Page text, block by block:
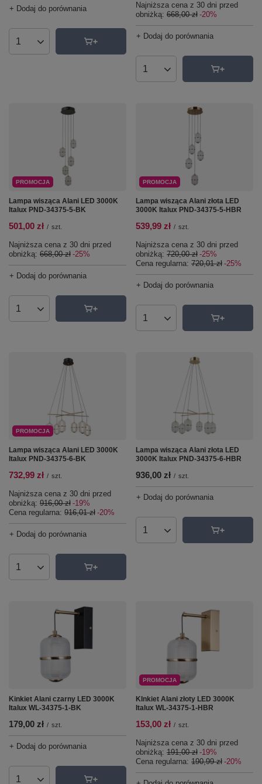
+ Dodaj do porównania
Ilość produktów
Najniższa cena z 30 dni przed
obniżką: 668,00 zł -20%
+ Dodaj do porównania
Ilość produktów
PROMOCJA
Lampa wisząca Alani LED 3000K
Italux PND-34375-5-BK
501,00 zł / szt.
Najniższa cena z 30 dni przed
obniżką: 668,00 zł -25%
+ Dodaj do porównania
Ilość produktów
PROMOCJA
Lampa wisząca Alani złota LED
3000K Italux PND-34375-5-HBR
539,99 zł / szt.
Najniższa cena z 30 dni przed
obniżką: 720,00 zł -25%
Cena regularna: 720,01 zł -25%
+ Dodaj do porównania
Ilość produktów
PROMOCJA
Lampa wisząca Alani LED 3000K
Italux PND-34375-6-BK
732,99 zł / szt.
Najniższa cena z 30 dni przed
obniżką: 916,00 zł -19%
Cena regularna: 916,01 zł -20%
+ Dodaj do porównania
Ilość produktów
Lampa wisząca Alani złota LED
3000K Italux PND-34375-6-HBR
936,00 zł / szt.
+ Dodaj do porównania
Ilość produktów
Kinkiet Alani czarny LED 3000K
Italux WL-34375-1-BK
179,00 zł / szt.
+ Dodaj do porównania
PROMOCJA
KInkiet Alani złoty LED 3000K
Italux WL-34375-1-HBR
153,00 zł / szt.
Najniższa cena z 30 dni przed
obniżką: 191,00 zł -19%
Cena regularna: 190,99 zł -20%